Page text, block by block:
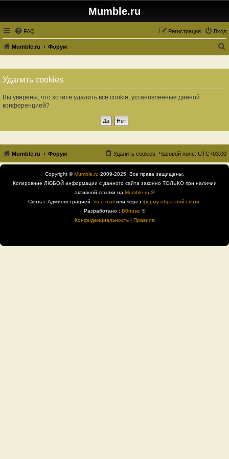
Mumble.ru
FAQ Вход
Регистрация
Mumble.ru Форум
и
Удалить cookies
Вы уверены, что хотите удалить все cookie, установленные данной
конференцией?
Mumble.ru Форум Часовой пояс: UTC+03:00
Удалить cookies
Copyright ©Mumble.ru 2009-2025. Все права защищены.
Копировние ЛЮБОЙ информации с данного сайта законно ТОЛЬКО при наличии
активной ссылки на Mumble.ru ®
Связь с Администрацией: по e-mail или через форму обратной связи
Разработано : B0nuse ®
Конфиденциальность| Правила